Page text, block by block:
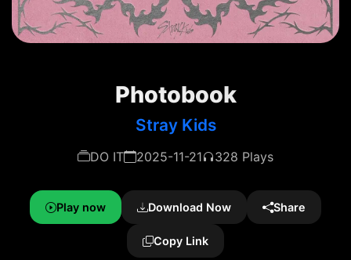
Photobook
Stray Kids
DO IT 2025-11-21 328 Plays
Play now Download Now Share
Copy Link